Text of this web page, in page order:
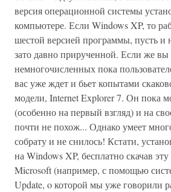
версия операционной системы
компьютере. Если Windows XP, то
шестой версией программы, пусть и
зато давно прирученной. Если же
немногочисленных пока
вас уже ждет и бьет копытами
модели, Internet Explorer 7. Он пока
(особенно на первый взгляд) и на
почти не похож... Однако умеет
собрату и не снилось! Кстати,
на Windows XP, бесплатно скачав
Microsoft (например, с помощью
Update, o которой мы уже говорили